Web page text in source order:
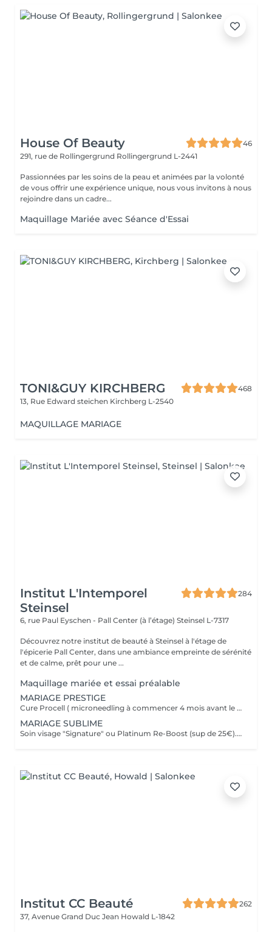
House Of Beauty
46
291, rue de Rollingergrund Rollingergrund L-2441
Passionnées par les soins de la peau et animées par la volonté
de vous offrir une expérience unique, nous vous invitons à nous
rejoindre dans un cadre...
Maquillage Mariée avec Séance d'Essai
TONI&GUY KIRCHBERG
468
13, Rue Edward steichen Kirchberg L-2540
MAQUILLAGE MARIAGE
Institut L'Intemporel
Steinsel
284
6, rue Paul Eyschen - Pall Center (à l’étage) Steinsel L-7317
Découvrez notre institut de beauté à Steinsel à l'étage de
l'épicerie Pall Center, dans une ambiance empreinte de sérénité
et de calme, prêt pour une ...
Maquillage mariée et essai préalable
MARIAGE PRESTIGE
Cure Procell ( microneedling à commencer 4 mois avant le jour J) ou cure Soin Signature. Gommage du corps et massage 1h : 1 semaine avant le jour J. Beauté des mains et beauté des pieds ( vernis semi permanent en supplément): 2 jours avant le jour J. Maquillage Mariée, le jour J + essai à votre convenance. Épilations au choix ( jambes entières, maillot intégral, aisselles , visage ou - ), 2 jours avant le jour J. Dates modulables évidemment. 1099€ à la place de 1435€.
MARIAGE SUBLIME
Soin visage "Signature" ou Platinum Re-Boost (sup de 25€). 1 semaine avant le jour J. Gommage du corps. 2 à 3 jours avant le jour J. Massage détente dos et épaules. 1 jour avant le jour J Beauté des pieds+ vernis simple ( semi permanent +6€). 2 jours avant le jour J Beauté des mains+ vernis classique ( semi permanent +15€). 2 à 3 jours avant le jour J Maquillage Mariée + essai. le jour J et l'essai au choix Épilations au choix ( jambes entières, maillot intégral, aisselles , visage ou - ), ( cire classique ). 3 jours avant le jour J Forfait à planifier avec votre esthéticienne, dates modulables évidemment 599€ à la place de 728€
Institut CC Beauté
262
37, Avenue Grand Duc Jean Howald L-1842